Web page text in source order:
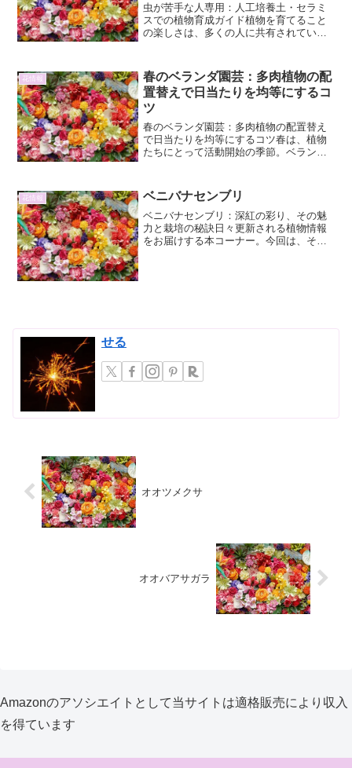
虫が苦手な人専用：人工培養土・セラミ
スでの植物育成ガイド植物を育てること
の楽しさは、多くの人に共有されていま
いらっしゃるのではないでしょうか。本
稿では、そんな皆様のため...
花情報
春のベランダ園芸：多肉植物の配
置替えで日当たりを均等にするコ
ツ
春のベランダ園芸：多肉植物の配置替え
で日当たりを均等にするコツ春は、植物
たちにとって活動開始の季節。ベランダ
でしょうか。多肉植物は、そのユニーク
なフォルムと育てやすさか...
花情報 ベニバナセンブリ
ベニバナセンブリ：深紅の彩り、その魅
力と栽培の秘訣日々更新される植物情報
をお届けする本コーナー。今回は、その
せる
オオツメクサ
オオバアサガラ
Amazonのアソシエイトとして当サイトは適格販売により収入
を得ています